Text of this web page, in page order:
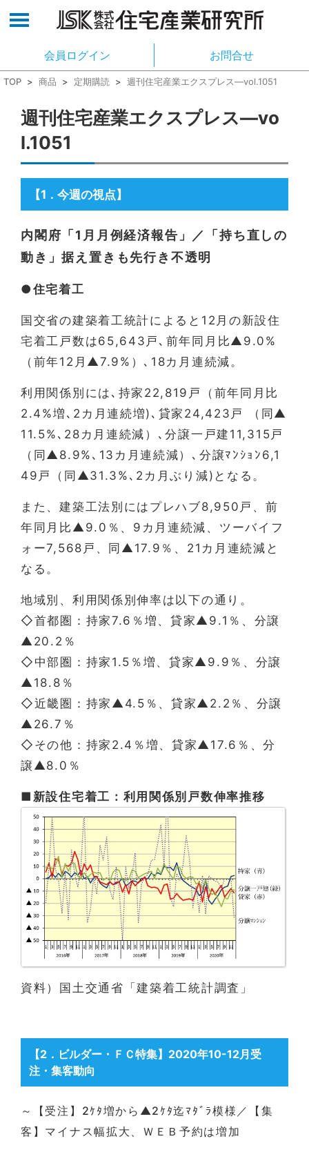
会員ログイン お問合せ
TOP > 商品 > 定期購読 > 週刊住宅産業エクスプレス―vol.1051
週刊住宅産業エクスプレス―vo
l.1051
【1 ． 今週の視点】
内閣府「1月月例経済報告」／「持ち直しの
動き」据え置きも先行き不透明
●住宅着工
国交省の建築着工統計によると12月の新設住
宅着工戸数は65,643戸､前年同月比▲9.0%
（前年12月▲7.9%）､18カ月連続減。
利用関係別には､持家22,819戸（前年同月比
2.4%増､2カ月連続増)､貸家24,423戸 （同▲
11.5%､28カ月連続減）､分譲一戸建11,315戸
（同▲8.9%､13カ月連続減）､分譲ﾏﾝｼｮﾝ6,1
49戸（同▲31.3%､2カ月ぶり減)となる。
また、建築工法別にはプレハブ8,950戸、前
年同月比▲9.0％、9カ月連続減、ツーバイフ
ォー7,568戸、同▲17.9％、21カ月連続減と
なる。
地域別、利用関係別伸率は以下の通り。
◇首都圏：持家7.6％増、貸家▲9.1％、分譲
▲20.2％
◇中部圏：持家1.5％増、貸家▲9.9％、分譲
▲18.8％
◇近畿圏：持家▲4.5％、貸家▲2.2％、分譲
▲26.7％
◇その他：持家2.4％増、貸家▲17.6％、分
譲▲8.0％
■新設住宅着工：利用関係別戸数伸率推移
資料）国土交通省「建築着工統計調査」
【2 ．ビルダー・ＦＣ特集】2020年10-12月受
注・集客動向
～【受注】2ｹﾀ増から▲2ｹﾀ迄ﾏﾀﾞﾗ模様／【集
客】マイナス幅拡大、ＷＥＢ予約は増加